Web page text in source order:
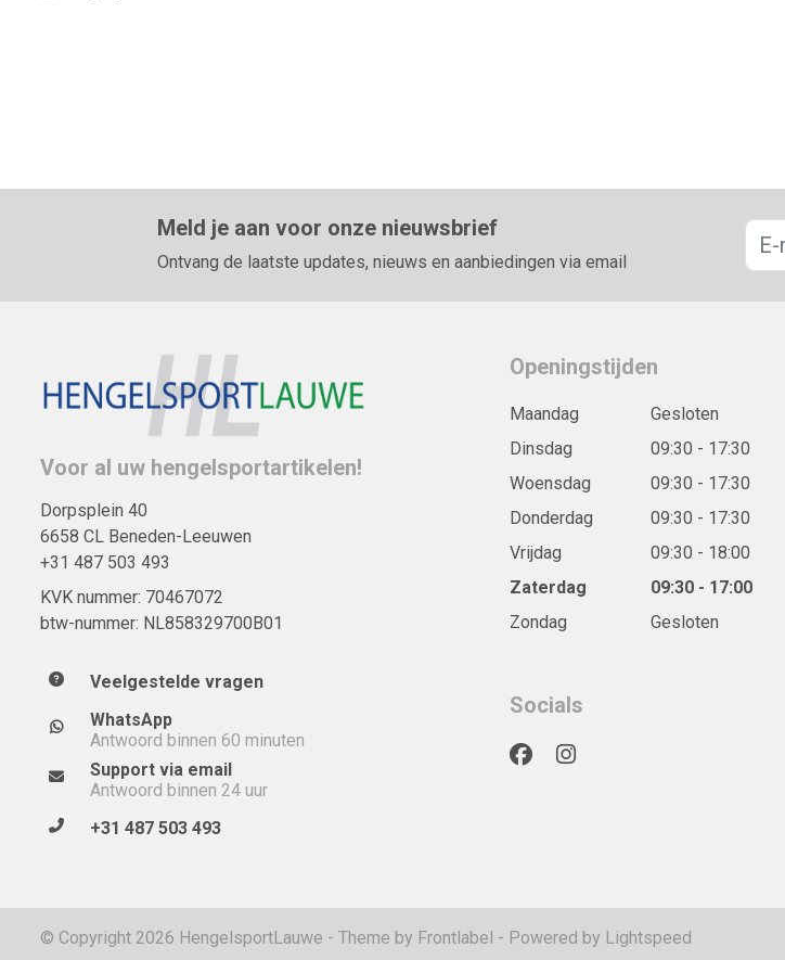
Meld je aan voor onze nieuwsbrief
Ontvang de laatste updates, nieuws en aanbiedingen via email
Voor al uw hengelsportartikelen!
Dorpsplein 40
6658 CL Beneden-Leeuwen
+31 487 503 493
KVK nummer: 70467072
btw-nummer: NL858329700B01
Veelgestelde vragen
WhatsApp
Antwoord binnen 60 minuten
Support via email
Antwoord binnen 24 uur
+31 487 503 493
Openingstijden
Maandag
Gesloten
Dinsdag
09:30 - 17:30
Woensdag
09:30 - 17:30
Donderdag
09:30 - 17:30
Vrijdag
09:30 - 18:00
Zaterdag
09:30 - 17:00
Zondag
Gesloten
Socials
© Copyright 2026 HengelsportLauwe - Theme by Frontlabel - Powered by Lightspeed